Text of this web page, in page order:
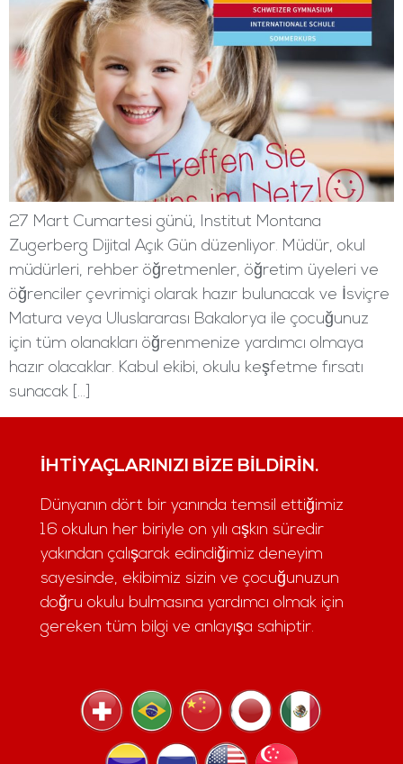
27 Mart Cumartesi günü, Institut Montana
Zugerberg Dijital Açık Gün düzenliyor. Müdür, okul
müdürleri, rehber öğretmenler, öğretim üyeleri ve
öğrenciler çevrimiçi olarak hazır bulunacak ve İsviçre
Matura veya Uluslararası Bakalorya ile çocuğunuz
için tüm olanakları öğrenmenize yardımcı olmaya
hazır olacaklar. Kabul ekibi, okulu keşfetme fırsatı
sunacak […]
İHTIYAÇLARINIZI BIZE BILDIRIN.
Dünyanın dört bir yanında temsil ettiğimiz
16 okulun her biriyle on yılı aşkın süredir
yakından çalışarak edindiğimiz deneyim
sayesinde, ekibimiz sizin ve çocuğunuzun
doğru okulu bulmasına yardımcı olmak için
gereken tüm bilgi ve anlayışa sahiptir.